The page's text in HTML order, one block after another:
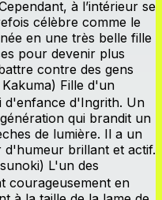
à l’intérieur se
célèbre comme le
en une très belle fille
pour devenir plus
contre des gens
Fille d'un
d'enfance d'Ingrith. Un
qui brandit un
de lumière. Il a un
brillant et actif.
L'un des
courageusement en